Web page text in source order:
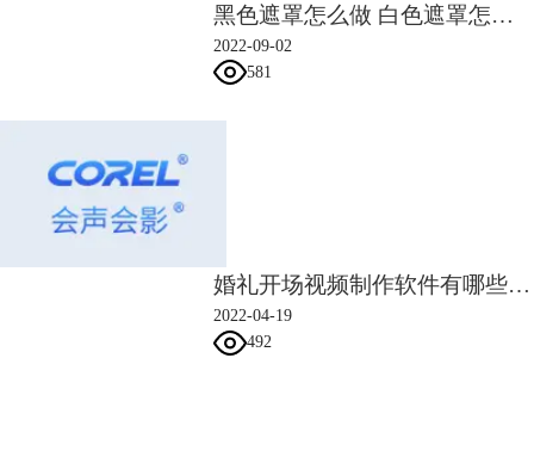
选中“椭圆”工具，在预览画面中，选择想要显示的动画/视频画面区域、
创建遮罩效果，还能创建多个不同的遮罩形状——如图1。
黑色遮罩怎么做 白色遮罩怎么做
2022-09-02
581
婚礼开场视频制作软件有哪些 婚礼开场视频制作教程
2022-04-19
492